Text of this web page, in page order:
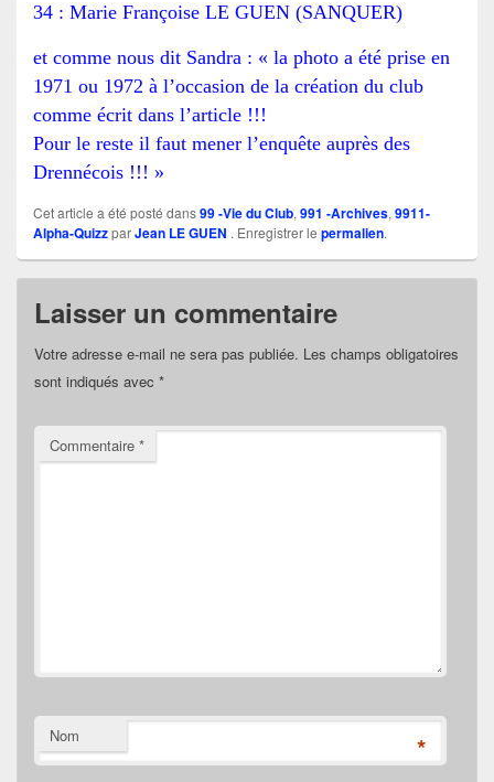
34 : Marie Françoise LE GUEN (SANQUER)
et comme nous dit Sandra : « la photo a été prise en
1971 ou 1972 à l’occasion de la création du club
comme écrit dans l’article !!!
Pour le reste il faut mener l’enquête auprès des
Drennécois !!! »
Cet article a été posté dans99 -Vie du Club, 991 -Archives, 9911-
Alpha-QuizzparJean LE GUEN . Enregistrer le permalien.
Laisser un commentaire
Votre adresse e-mail ne sera pas publiée. Les champs obligatoires
sont indiqués avec *
Commentaire *
Nom *